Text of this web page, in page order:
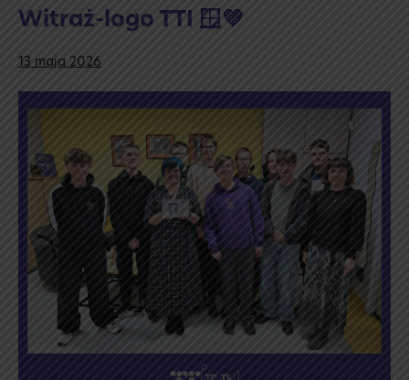
Witraż-logo TTI 🪟💜
13 maja 2026
TTI
🪟